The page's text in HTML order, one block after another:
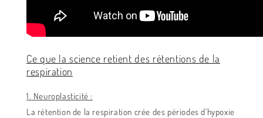
Ce que la science retient des rétentions de la
respiration
1. Neuroplasticité :
La rétention de la respiration crée des périodes d’hypoxie